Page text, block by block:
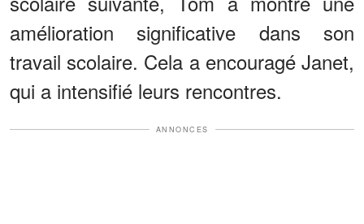
amélioration significative dans son
travail scolaire. Cela a encouragé Janet,
qui a intensifié leurs rencontres.
ANNONCES